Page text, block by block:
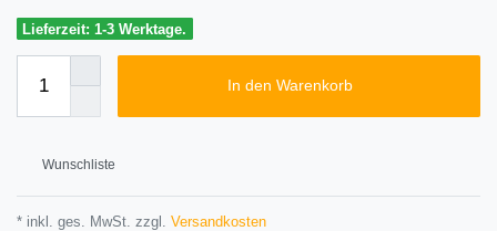
Lieferzeit: 1-3 Werktage.
In den Warenkorb
Wunschliste
* inkl. ges. MwSt. zzgl. Versandkosten